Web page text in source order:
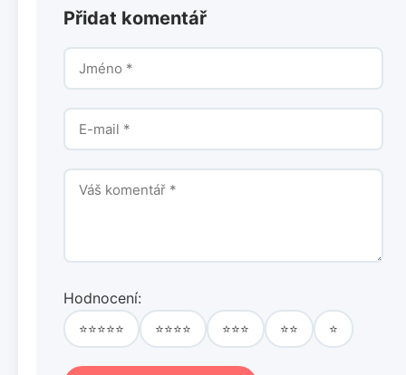
Přidat komentář
Hodnocení:
⭐⭐⭐⭐⭐ ⭐⭐⭐⭐ ⭐⭐⭐ ⭐⭐ ⭐